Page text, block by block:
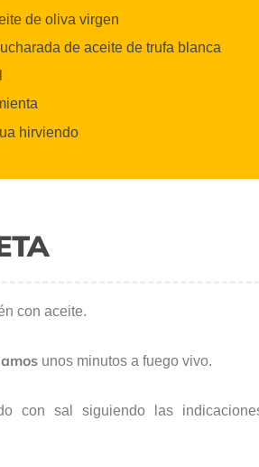
de oliva virgen
de aceite de trufa blanca
hirviendo
con aceite.
unos minutos a fuego vivo.
con sal siguiendo las